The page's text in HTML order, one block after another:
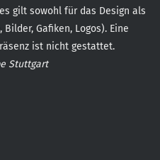
gilt sowohl für das Design als
Gafiken, Logos). Eine
ist nicht gestattet.
Stuttgart